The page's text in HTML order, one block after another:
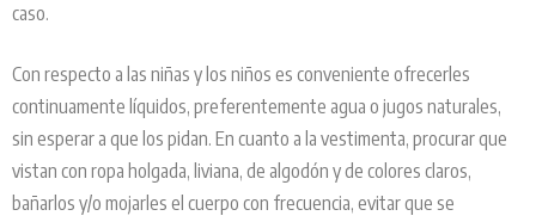
caso.
Con respecto a las niñas y los niños es conveniente ofrecerles
continuamente líquidos, preferentemente agua o jugos naturales,
sin esperar a que los pidan. En cuanto a la vestimenta, procurar que
vistan con ropa holgada, liviana, de algodón y de colores claros,
bañarlos y/o mojarles el cuerpo con frecuencia, evitar que se